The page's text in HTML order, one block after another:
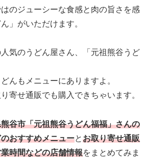
のジューシーな食感と肉の旨さを感
」がいただけます。
気のうどん屋さん、「元祖熊谷うど
んもメニューにありますよ。
寄せ通販でも購入できちゃいます。
谷市「元祖熊谷うどん福福」さんの
おすすめメニューとお取り寄せ通販
時間などの店舗情報をまとめてみま